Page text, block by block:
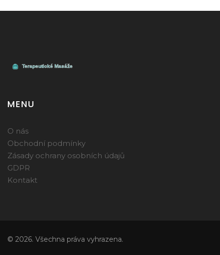
MENU
O nás
Obchodní podmínky
Zásady ochrany osobních údajů
GDPR
Kontakt
© 2026. Všechna práva vyhrazena.